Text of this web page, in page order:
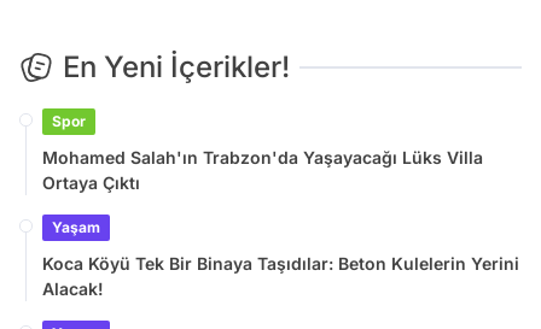
En Yeni İçerikler!
Spor
Mohamed Salah'ın Trabzon'da Yaşayacağı Lüks Villa
Ortaya Çıktı
Yaşam
Koca Köyü Tek Bir Binaya Taşıdılar: Beton Kulelerin Yerini
Alacak!